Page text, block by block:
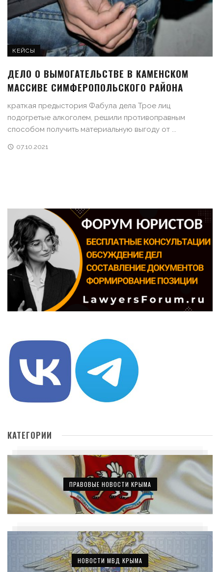
КЕЙСЫ
ДЕЛО О ВЫМОГАТЕЛЬСТВЕ В КАМЕНСКОМ
МАССИВЕ СИМФЕРОПОЛЬСКОГО РАЙОНА
краткая предыстория Фабула дела Трое лиц
подогретые алкоголем, решили противоправным
способом получить материальную выгоду от ...
07.10.2021
КАТЕГОРИИ
ПРАВОВЫЕ НОВОСТИ КРЫМА
НОВОСТИ МВД КРЫМА